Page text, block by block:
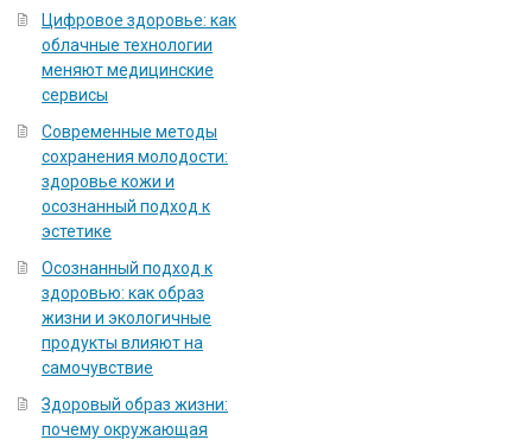
Цифровое здоровье: как
облачные технологии
меняют медицинские
сервисы
Современные методы
сохранения молодости:
здоровье кожи и
осознанный подход к
эстетике
Осознанный подход к
здоровью: как образ
жизни и экологичные
продукты влияют на
самочувствие
Здоровый образ жизни:
почему окружающая